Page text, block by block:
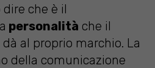
dire che è il
personalità che il
al proprio marchio. La
della comunicazione